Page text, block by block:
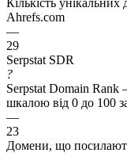
Ahrefs.com
—
29
Serpstat SDR
?
Serpstat Domain Rank
шкалою від 0 до 100
—
23
Домени, що